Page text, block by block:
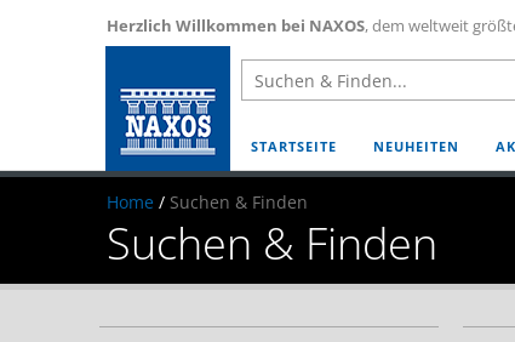
Herzlich Willkommen bei NAXOS, dem weltweit
STARTSEITE NEUHEITEN
Home / Suchen & Finden
Suchen & Finden